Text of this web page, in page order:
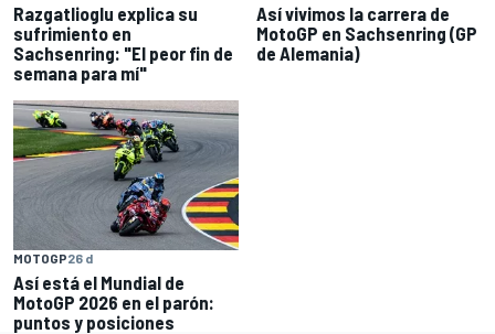
Razgatlioglu explica su
sufrimiento en
Sachsenring: "El peor fin de
semana para mí"
Así vivimos la carrera de
MotoGP en Sachsenring (GP
de Alemania)
MOTOGP26 d
Así está el Mundial de
MotoGP 2026 en el parón:
puntos y posiciones